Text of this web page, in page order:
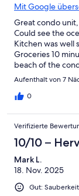
Mit Google
Great condo
Could see the
Kitchen was well
Groceries 10
beach of the
Aufenthalt von 7
0
Verifizierte
10/10 –
Mark L.
18. Nov. 2025
Gut: